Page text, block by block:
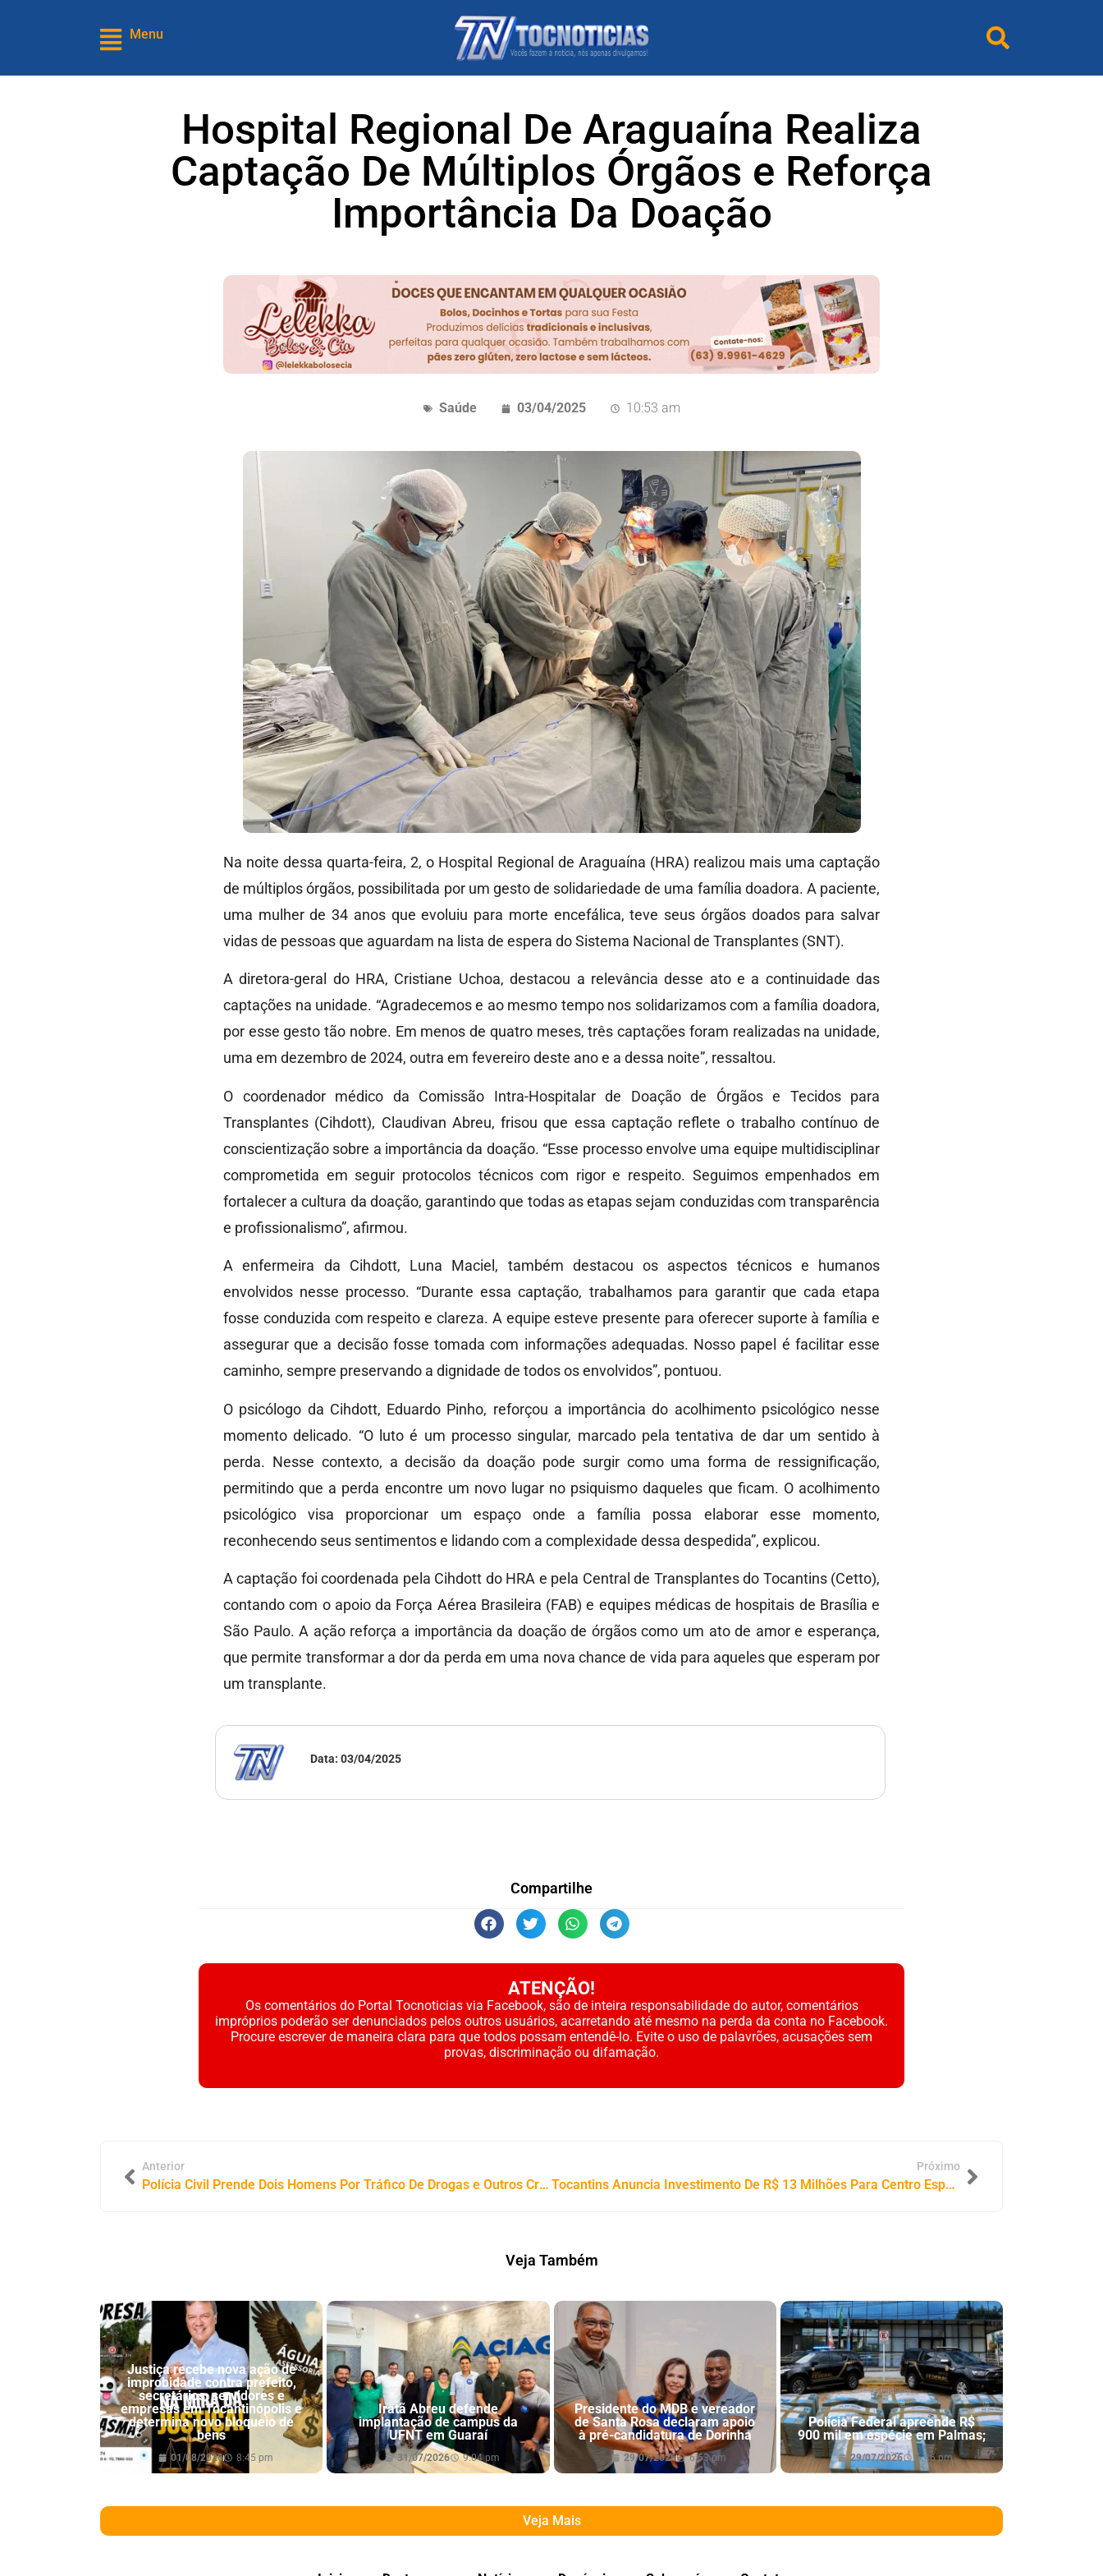
Menu
Hospital Regional De Araguaína Realiza
Captação De Múltiplos Órgãos e Reforça
Importância Da Doação
Saúde 03/04/2025 10:53 am
Na noite dessa quarta-feira, 2, o Hospital Regional de Araguaína (HRA) realizou mais uma captação
de múltiplos órgãos, possibilitada por um gesto de solidariedade de uma família doadora. A paciente,
uma mulher de 34 anos que evoluiu para morte encefálica, teve seus órgãos doados para salvar
vidas de pessoas que aguardam na lista de espera do Sistema Nacional de Transplantes (SNT).
A diretora-geral do HRA, Cristiane Uchoa, destacou a relevância desse ato e a continuidade das
captações na unidade. “Agradecemos e ao mesmo tempo nos solidarizamos com a família doadora,
por esse gesto tão nobre. Em menos de quatro meses, três captações foram realizadas na unidade,
uma em dezembro de 2024, outra em fevereiro deste ano e a dessa noite”, ressaltou.
O coordenador médico da Comissão Intra-Hospitalar de Doação de Órgãos e Tecidos para
Transplantes (Cihdott), Claudivan Abreu, frisou que essa captação reflete o trabalho contínuo de
conscientização sobre a importância da doação. “Esse processo envolve uma equipe multidisciplinar
comprometida em seguir protocolos técnicos com rigor e respeito. Seguimos empenhados em
fortalecer a cultura da doação, garantindo que todas as etapas sejam conduzidas com transparência
e profissionalismo”, afirmou.
A enfermeira da Cihdott, Luna Maciel, também destacou os aspectos técnicos e humanos
envolvidos nesse processo. “Durante essa captação, trabalhamos para garantir que cada etapa
fosse conduzida com respeito e clareza. A equipe esteve presente para oferecer suporte à família e
assegurar que a decisão fosse tomada com informações adequadas. Nosso papel é facilitar esse
caminho, sempre preservando a dignidade de todos os envolvidos”, pontuou.
O psicólogo da Cihdott, Eduardo Pinho, reforçou a importância do acolhimento psicológico nesse
momento delicado. “O luto é um processo singular, marcado pela tentativa de dar um sentido à
perda. Nesse contexto, a decisão da doação pode surgir como uma forma de ressignificação,
permitindo que a perda encontre um novo lugar no psiquismo daqueles que ficam. O acolhimento
psicológico visa proporcionar um espaço onde a família possa elaborar esse momento,
reconhecendo seus sentimentos e lidando com a complexidade dessa despedida”, explicou.
A captação foi coordenada pela Cihdott do HRA e pela Central de Transplantes do Tocantins (Cetto),
contando com o apoio da Força Aérea Brasileira (FAB) e equipes médicas de hospitais de Brasília e
São Paulo. A ação reforça a importância da doação de órgãos como um ato de amor e esperança,
que permite transformar a dor da perda em uma nova chance de vida para aqueles que esperam por
um transplante.
Data: 03/04/2025
Compartilhe
ATENÇÃO!
Os comentários do Portal Tocnoticias via Facebook, são de inteira responsabilidade do autor, comentários
impróprios poderão ser denunciados pelos outros usuários, acarretando até mesmo na perda da conta no Facebook.
Procure escrever de maneira clara para que todos possam entendê-lo. Evite o uso de palavrões, acusações sem
provas, discriminação ou difamação.
Anterior
Polícia Civil Prende Dois Homens Por Tráfico De Drogas e Outros Crimes Em Xambioá
Próximo
Tocantins Anuncia Investimento De R$ 13 Milhões Para Centro Especializado No Transtorno Do Espectro Autista
Veja Também
Justiça recebe nova ação de
improbidade contra prefeito,
secretários, servidores e
empresas em Tocantinópolis e
determina novo bloqueio de
bens
01/08/2026 8:45 pm
Iratã Abreu defende
implantação de campus da
UFNT em Guaraí
31/07/2026 9:04 pm
Presidente do MDB e vereador
de Santa Rosa declaram apoio
à pré-candidatura de Dorinha
29/07/2026 6:53 pm
Polícia Federal apreende R$
900 mil em espécie em Palmas;
29/07/2026 6:46 pm
Veja Mais